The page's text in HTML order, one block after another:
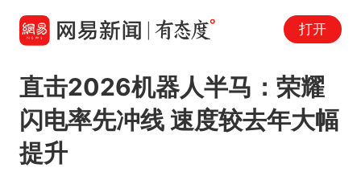
打开
直击2026机器人半马：荣耀
闪电率先冲线 速度较去年大幅
提升